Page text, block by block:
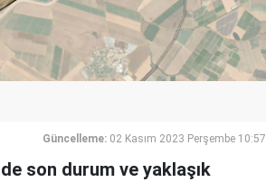
Güncelleme: 02 Kasım 2023 Perşembe 10:57
son durum ve yaklaşık